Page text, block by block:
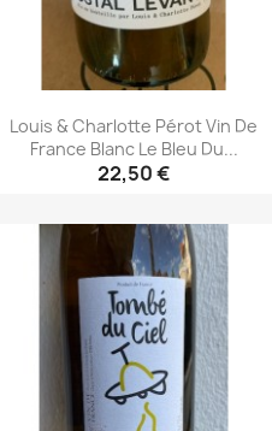
Louis & Charlotte Pérot Vin De
France Blanc Le Bleu Du...
22,50 €
Aperçu rapide